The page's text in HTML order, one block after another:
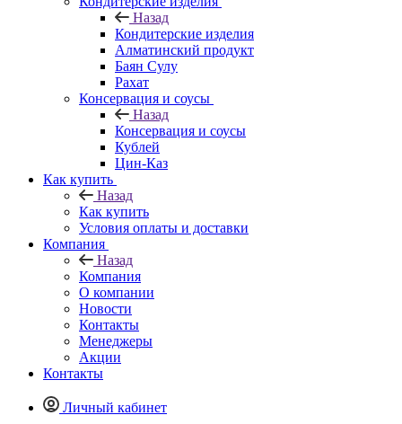
Назад
Кондитерские изделия
Алматинский продукт
Баян Сулу
Рахат
Консервация и соусы
Назад
Консервация и соусы
Кублей
Цин-Каз
Как купить
Назад
Как купить
Условия оплаты и доставки
Компания
Назад
Компания
О компании
Новости
Контакты
Менеджеры
Акции
Контакты
Личный кабинет